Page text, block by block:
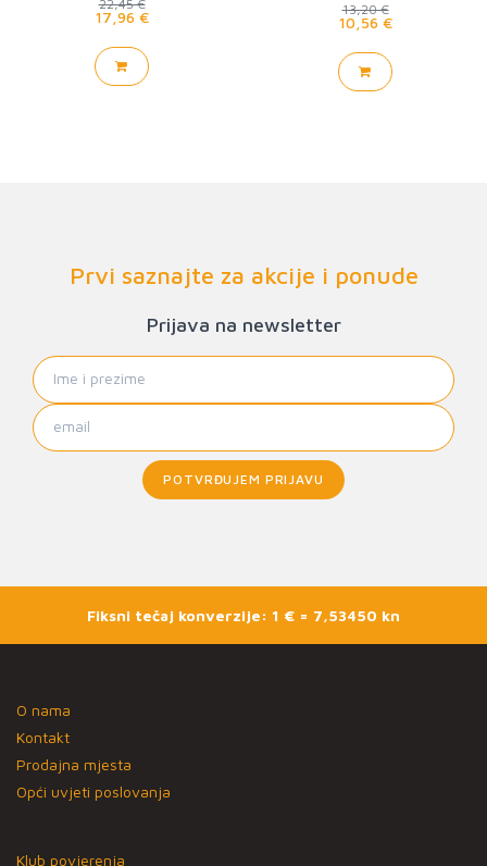
22,45 €
17,96 € 13,20 €
10,56 €
Prvi saznajte za akcije i ponude
Prijava na newsletter
POTVRĐUJEM PRIJAVU
Fiksni tečaj konverzije: 1 € = 7,53450 kn
O nama
Kontakt
Prodajna mjesta
Opći uvjeti poslovanja
Klub povjerenja